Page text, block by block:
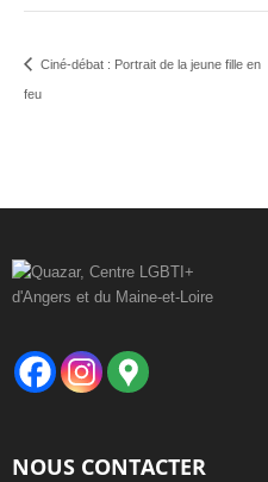
Ciné-débat : Portrait de la jeune fille en
feu
NOUS CONTACTER